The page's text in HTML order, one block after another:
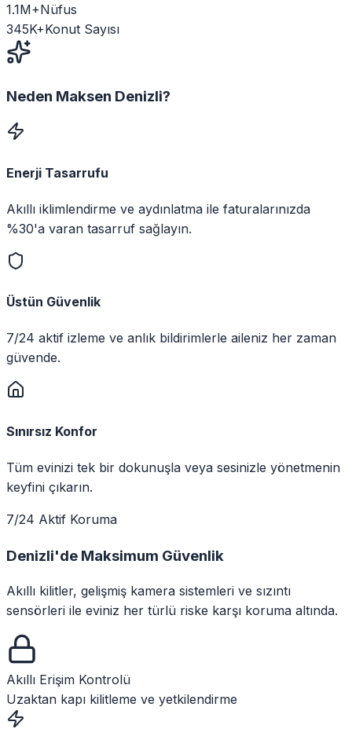
1.1M+Nüfus
345K+Konut Sayısı
Neden Maksen Denizli?
Enerji Tasarrufu
Akıllı iklimlendirme ve aydınlatma ile faturalarınızda
%30'a varan tasarruf sağlayın.
Üstün Güvenlik
7/24 aktif izleme ve anlık bildirimlerle aileniz her zaman
güvende.
Sınırsız Konfor
Tüm evinizi tek bir dokunuşla veya sesinizle yönetmenin
keyfini çıkarın.
7/24 Aktif Koruma
Denizli'de Maksimum Güvenlik
Akıllı kilitler, gelişmiş kamera sistemleri ve sızıntı
sensörleri ile eviniz her türlü riske karşı koruma altında.
Akıllı Erişim Kontrolü
Uzaktan kapı kilitleme ve yetkilendirme